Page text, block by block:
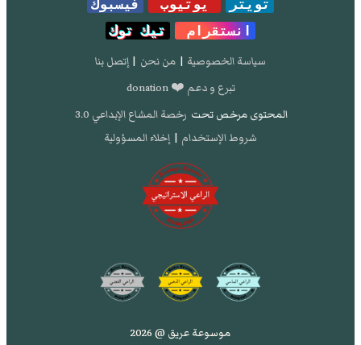
تويتر يوتيوب
فيسبوك
انستقرام
تيك توك
سياسة الخصوصية | من نحن | إتصل بنا
تبرع و دعم ❤️ donation
المحتوى مرخص تحت رخصة المشاع الإبداعي 3.0
شروط الإستخدام | إخلاء المسؤولية
موسوعة عريق @ 2026